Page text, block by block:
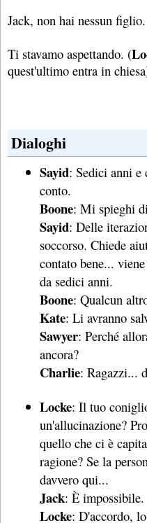
Jack, non hai nessun
Ti stavamo aspettando. (
quest'ultimo entra in
Dialoghi
Sayid: Sedici anni
conto.
Boone: Mi spieghi
Sayid: Delle
soccorso. Chiede
contato bene...
da sedici anni.
Boone: Qualcun
Kate: Li avranno
Sawyer: Perché
ancora?
Charlie: Ragazzi...
Locke: Il tuo
un'allucinazione?
quello che ci è
ragione? Se la
davvero qui...
Jack: È impossibile.
Locke: D'accordo,